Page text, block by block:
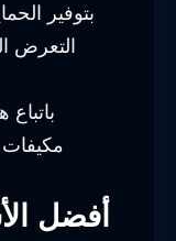
بتوفير
التعرض
أفضل